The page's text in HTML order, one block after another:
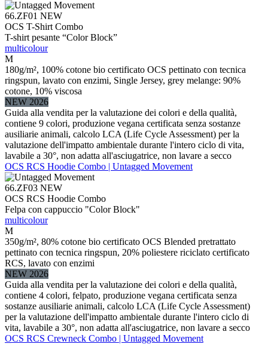
66.ZF01 NEW
OCS T-Shirt Combo
T-shirt pesante “Color Block”
multicolour
M
180g/m², 100% cotone bio certificato OCS pettinato con tecnica
ringspun, lavato con enzimi, Single Jersey, grey melange: 90%
cotone, 10% viscosa
NEW 2026
Guida alla vendita per la valutazione dei colori e della qualità,
contiene 9 colori, produzione vegana certificata senza sostanze
ausiliarie animali, calcolo LCA (Life Cycle Assessment) per la
valutazione dell'impatto ambientale durante l'intero ciclo di vita,
lavabile a 30°, non adatta all'asciugatrice, non lavare a secco
OCS RCS Hoodie Combo | Untagged Movement
66.ZF03 NEW
OCS RCS Hoodie Combo
Felpa con cappuccio "Color Block"
multicolour
M
350g/m², 80% cotone bio certificato OCS Blended pretrattato
pettinato con tecnica ringspun, 20% poliestere riciclato certificato
RCS, lavato con enzimi
NEW 2026
Guida alla vendita per la valutazione dei colori e della qualità,
contiene 4 colori, felpato, produzione vegana certificata senza
sostanze ausiliarie animali, calcolo LCA (Life Cycle Assessment)
per la valutazione dell'impatto ambientale durante l'intero ciclo di
vita, lavabile a 30°, non adatta all'asciugatrice, non lavare a secco
OCS RCS Crewneck Combo | Untagged Movement